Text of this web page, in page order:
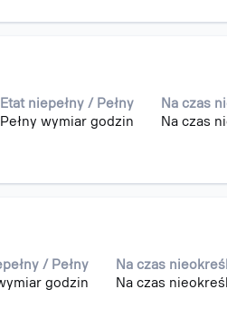
Etat niepełny / Pełny
Pełny wymiar godzin
Na czas
Na czas
/ Pełny
godzin
Na czas
Na czas